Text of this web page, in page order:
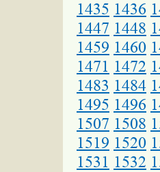
1435 1436
1447 1448
1459 1460
1471 1472
1483 1484
1495 1496
1507 1508
1519 1520
1531 1532